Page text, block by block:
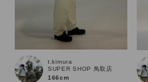
t.kimura
SUPER SHOP 鳥取店
166cm